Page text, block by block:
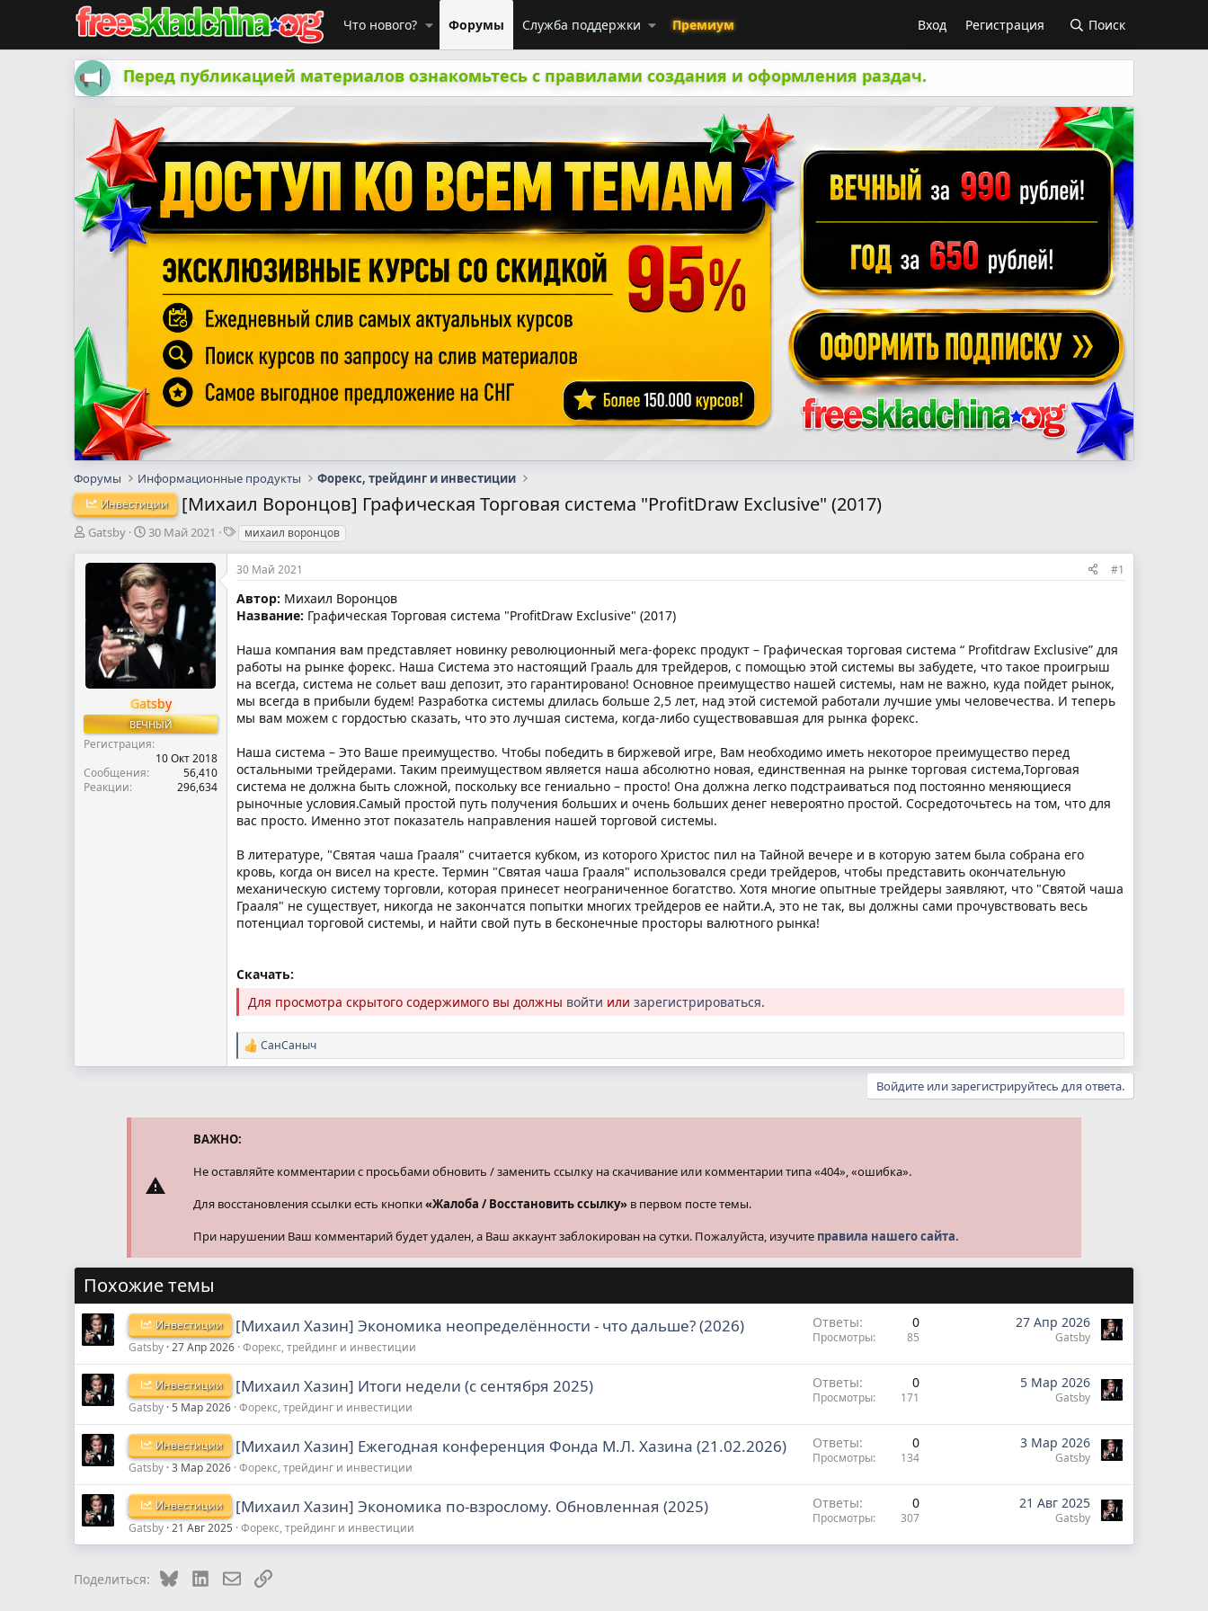
Что нового? Форумы Служба поддержки Премиум Вход Регистрация Поиск
Перед публикацией материалов ознакомьтесь с правилами создания и оформления раздач.
Форумы Информационные продукты Форекс, трейдинг и инвестиции
Инвестиции [Михаил Воронцов] Графическая Торговая система "ProfitDraw Exclusive" (2017)
А
т
м
Gatsby
Д
т
а
н
а
ч
а
л
30 Май 2021
Т
г
и
михаил воронцов
Gatsby
ВЕЧНЫЙ
Регистрация
10 Окт 2018
Сообщения
56,410
Реакции
296,634
30 Май 2021 #1
Автор: Михаил Воронцов
Название: Графическая Торговая система "ProfitDraw Exclusive" (2017)
Наша компания вам представляет новинку революционный мега-форекс продукт – Графическая торговая система “ Profitdraw Exclusive” для
работы на рынке форекс. Наша Система это настоящий Грааль для трейдеров, с помощью этой системы вы забудете, что такое проигрыш
на всегда, система не сольет ваш депозит, это гарантировано! Основное преимущество нашей системы, нам не важно, куда пойдет рынок,
мы всегда в прибыли будем! Разработка системы длилась больше 2,5 лет, над этой системой работали лучшие умы человечества. И теперь
мы вам можем с гордостью сказать, что это лучшая система, когда-либо существовавшая для рынка форекс.
Наша система – Это Ваше преимущество. Чтобы победить в биржевой игре, Вам необходимо иметь некоторое преимущество перед
остальными трейдерами. Таким преимуществом является наша абсолютно новая, единственная на рынке торговая система,Торговая
система не должна быть сложной, поскольку все гениально – просто! Она должна легко подстраиваться под постоянно меняющиеся
рыночные условия.Самый простой путь получения больших и очень больших денег невероятно простой. Сосредоточьтесь на том, что для
вас просто. Именно этот показатель направления нашей торговой системы.
В литературе, "Святая чаша Грааля" считается кубком, из которого Христос пил на Тайной вечере и в которую затем была собрана его
кровь, когда он висел на кресте. Термин "Святая чаша Грааля" использовался среди трейдеров, чтобы представить окончательную
механическую систему торговли, которая принесет неограниченное богатство. Хотя многие опытные трейдеры заявляют, что "Святой чаша
Грааля" не существует, никогда не закончатся попытки многих трейдеров ее найти.А, это не так, вы должны сами прочувствовать весь
потенциал торговой системы, и найти свой путь в бесконечные просторы валютного рынка!
Скачать:
Для просмотра скрытого содержимого вы должны войти или зарегистрироваться.
Р
е
и
СанСаныч
Войдите или зарегистрируйтесь для ответа.
ВАЖНО:
Не оставляйте комментарии с просьбами обновить / заменить ссылку на скачивание или комментарии типа «404», «ошибка».
Для восстановления ссылки есть кнопки«Жалоба / Восстановить ссылку» в первом посте темы.
При нарушении Ваш комментарий будет удален, а Ваш аккаунт заблокирован на сутки. Пожалуйста, изучите правила нашего сайта.
Похожие темы
Инвестиции [Михаил Хазин] Экономика неопределённости - что дальше? (2026)
Gatsby 27 Апр 2026 Форекс, трейдинг и инвестиции
Ответы 0
Просмотры 85
27 Апр 2026
Gatsby
Инвестиции [Михаил Хазин] Итоги недели (с сентября 2025)
Gatsby 5 Мар 2026 Форекс, трейдинг и инвестиции
Ответы 0
Просмотры 171
5 Мар 2026
Gatsby
Инвестиции [Михаил Хазин] Ежегодная конференция Фонда М.Л. Хазина (21.02.2026)
Gatsby 3 Мар 2026 Форекс, трейдинг и инвестиции
Ответы 0
Просмотры 134
3 Мар 2026
Gatsby
Инвестиции [Михаил Хазин] Экономика по-взрослому. Обновленная (2025)
Gatsby 21 Авг 2025 Форекс, трейдинг и инвестиции
Ответы 0
Просмотры 307
21 Авг 2025
Gatsby
Поделиться: BlueskyLinkedInЭлектронная почта
Ссылка